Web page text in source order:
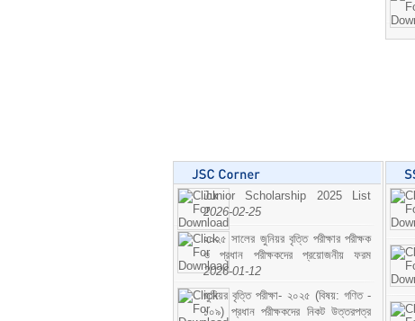
Junior Scholarship 2025 List
2026-02-25
২০২৫ সালের জুনিয়র বৃত্তি পরীক্ষার পরীক্ষক
ও প্রধান পরীক্ষকদের প্রয়োজনীয় ফরম
2026-01-12
জুনিয়র বৃত্তি পরীক্ষা- ২০২৫ (বিষয়: গণিত -
১০৯) প্রধান পরীক্ষকদের নিকট উত্তরপত্র